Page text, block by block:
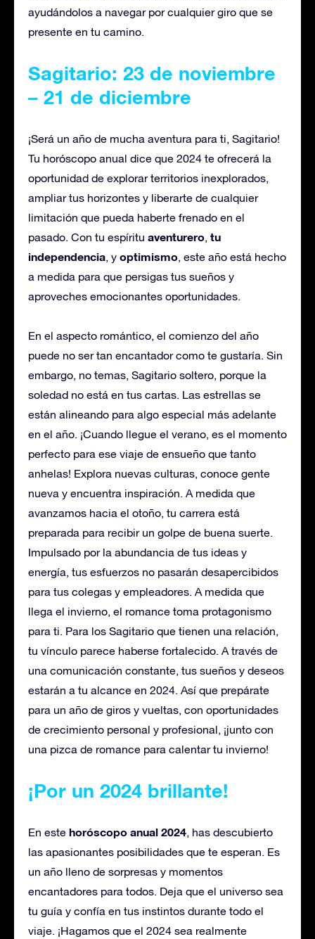
ayudándolos a navegar por cualquier giro que se
presente en tu camino.
Sagitario: 23 de noviembre
– 21 de diciembre
¡Será un año de mucha aventura para ti, Sagitario!
Tu horóscopo anual dice que 2024 te ofrecerá la
oportunidad de explorar territorios inexplorados,
ampliar tus horizontes y liberarte de cualquier
limitación que pueda haberte frenado en el
pasado. Con tu espíritu aventurero, tu
independencia, y optimismo, este año está hecho
a medida para que persigas tus sueños y
aproveches emocionantes oportunidades.
En el aspecto romántico, el comienzo del año
puede no ser tan encantador como te gustaría. Sin
embargo, no temas, Sagitario soltero, porque la
soledad no está en tus cartas. Las estrellas se
están alineando para algo especial más adelante
en el año. ¡Cuando llegue el verano, es el momento
perfecto para ese viaje de ensueño que tanto
anhelas! Explora nuevas culturas, conoce gente
nueva y encuentra inspiración. A medida que
avanzamos hacia el otoño, tu carrera está
preparada para recibir un golpe de buena suerte.
Impulsado por la abundancia de tus ideas y
energía, tus esfuerzos no pasarán desapercibidos
para tus colegas y empleadores. A medida que
llega el invierno, el romance toma protagonismo
para ti. Para los Sagitario que tienen una relación,
tu vínculo parece haberse fortalecido. A través de
una comunicación constante, tus sueños y deseos
estarán a tu alcance en 2024. Así que prepárate
para un año de giros y vueltas, con oportunidades
de crecimiento personal y profesional, ¡junto con
una pizca de romance para calentar tu invierno!
¡Por un 2024 brillante!
En este horóscopo anual 2024, has descubierto
las apasionantes posibilidades que te esperan. Es
un año lleno de sorpresas y momentos
encantadores para todos. Deja que el universo sea
tu guía y confía en tus instintos durante todo el
viaje. ¡Hagamos que el 2024 sea realmente